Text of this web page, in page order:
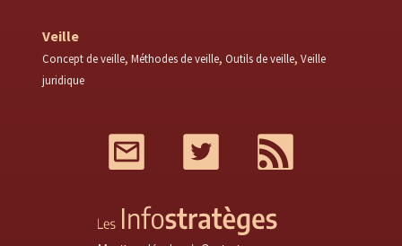
Veille
Concept de veille Méthodes de veille Outils de veille Veille
juridique
Twitter